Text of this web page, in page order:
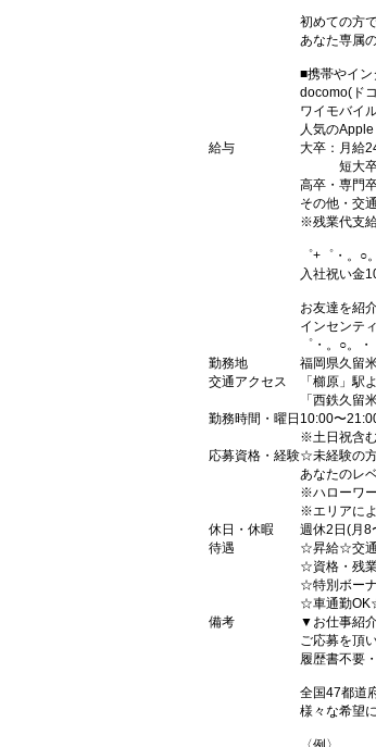
初めての方
あなた専属
■携帯やイ
docomo(ド
ワイモバイ
人気の
給与
大卒：月給
短大卒：
高卒・専門
その他・交
※残業代支
゜+゜・。
入社祝い金
お友達を紹
インセンテ
゜・。○。
勤務地
福岡県久留
交通アクセス
「櫛原」駅
「西鉄久留
勤務時間・曜日 10:00〜
※土日祝含
応募資格・経験☆未経験の
あなたのレ
※ハローワ
※エリアに
休日・休暇
週休2日(月8
待遇
☆昇給☆交
☆資格・残
☆特別ボー
☆車通勤
備考
▼お仕事紹
ご応募を頂
履歴書不要
全国47都道
様々な希望